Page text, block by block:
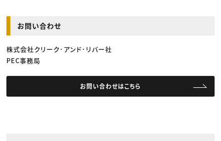
お問い合わせ
株式会社クリーク･アンド･リバー社
PEC事務局
お問い合わせはこちら